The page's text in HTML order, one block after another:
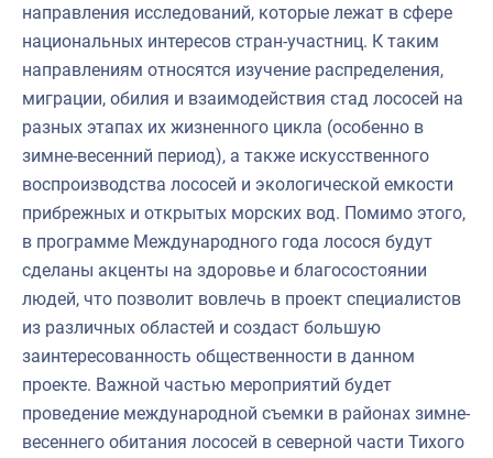
направления исследований, которые лежат в сфере
национальных интересов стран-участниц. К таким
направлениям относятся изучение распределения,
миграции, обилия и взаимодействия стад лососей на
разных этапах их жизненного цикла (особенно в
зимне-весенний период), а также искусственного
воспроизводства лососей и экологической емкости
прибрежных и открытых морских вод. Помимо этого,
в программе Международного года лосося будут
сделаны акценты на здоровье и благосостоянии
людей, что позволит вовлечь в проект специалистов
из различных областей и создаст большую
заинтересованность общественности в данном
проекте. Важной частью мероприятий будет
проведение международной съемки в районах зимне-
весеннего обитания лососей в северной части Тихого